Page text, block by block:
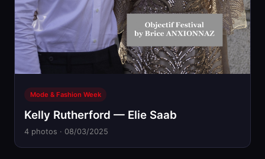
Mode & Fashion Week
Kelly Rutherford — Elie Saab
4 photos · 08/03/2025